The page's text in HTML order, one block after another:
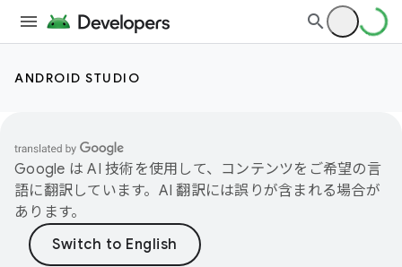
ANDROID STUDIO
Google は AI 技術を使用して、コンテンツをご希望の言
語に翻訳しています。AI 翻訳には誤りが含まれる場合が
あります。